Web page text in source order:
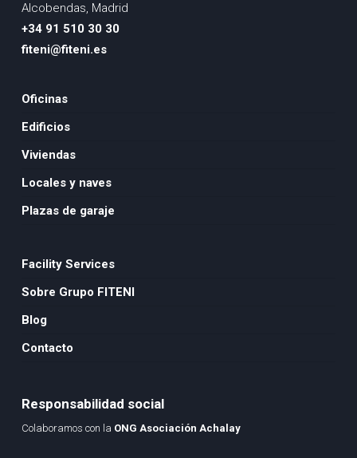
Alcobendas, Madrid
+34 91 510 30 30
fiteni@fiteni.es
Oficinas
Edificios
Viviendas
Locales y naves
Plazas de garaje
Facility Services
Sobre Grupo FITENI
Blog
Contacto
Responsabilidad social
Colaboramos con la ONG Asociación Achalay